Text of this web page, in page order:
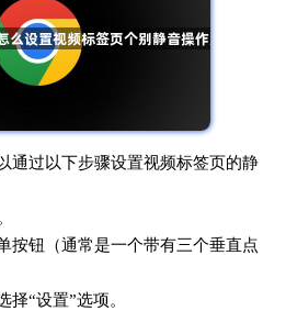
通过以下步骤设置视频标签页的静
按钮（通常是一个带有三个垂直点
择“设置”选项。